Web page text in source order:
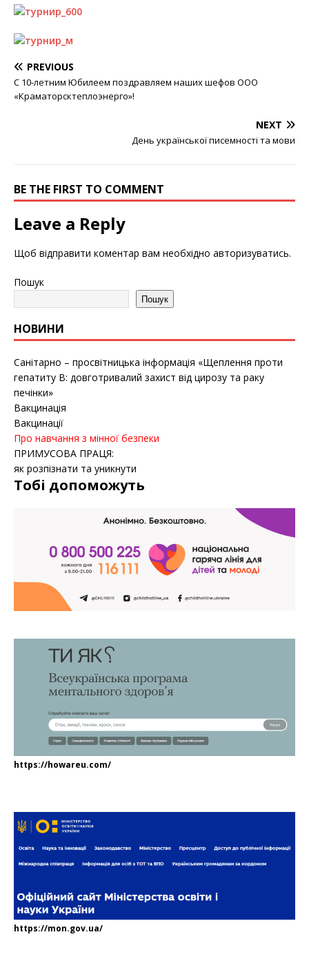
PREVIOUS
С 10-летним Юбилеем поздравляем наших шефов ООО
«Краматорсктеплоэнерго»!
NEXT
День української писемності та мови
BE THE FIRST TO COMMENT
Leave a Reply
Щоб відправити коментар вам необхідно авторизуватись.
Пошук
Пошук
НОВИНИ
Санітарно – просвітницька інформація «Щеплення проти
гепатиту B: довготривалий захист від цирозу та раку
печінки»
Вакцинація
Вакцинації
Про навчання з мінної безпеки
ПРИМУСОВА ПРАЦЯ:
як розпізнати та уникнути
Тобі допоможуть
https://howareu.com/
https://mon.gov.ua/